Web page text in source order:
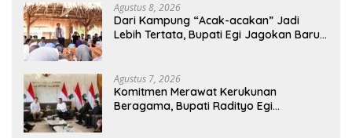
Agustus 8, 2026
Dari Kampung “Acak-acakan” Jadi
Lebih Tertata, Bupati Egi Jagokan Baru
Agustus 7, 2026
Komitmen Merawat Kerukunan
Beragama, Bupati Radityo Egi